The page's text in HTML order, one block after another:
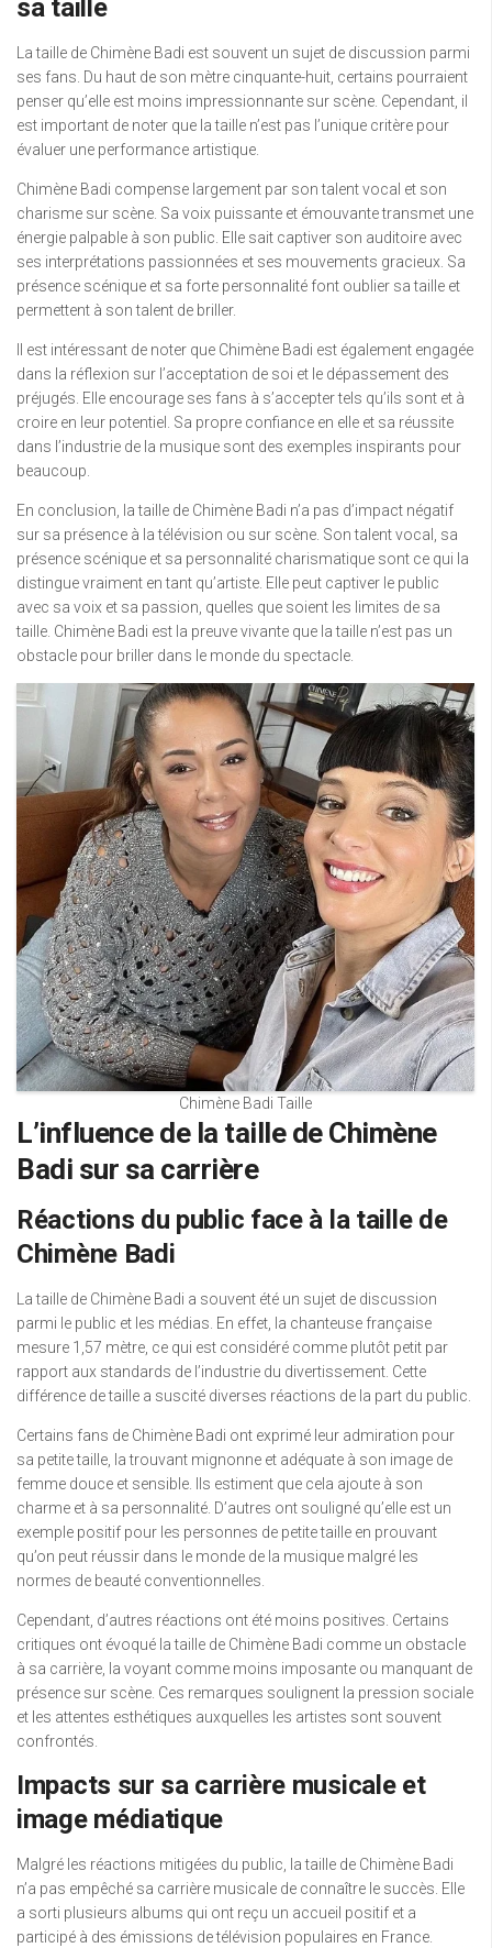
sa taille
La taille de Chimène Badi est souvent un sujet de discussion parmi
ses fans. Du haut de son mètre cinquante-huit, certains pourraient
penser qu’elle est moins impressionnante sur scène. Cependant, il
est important de noter que la taille n’est pas l’unique critère pour
évaluer une performance artistique.
Chimène Badi compense largement par son talent vocal et son
charisme sur scène. Sa voix puissante et émouvante transmet une
énergie palpable à son public. Elle sait captiver son auditoire avec
ses interprétations passionnées et ses mouvements gracieux. Sa
présence scénique et sa forte personnalité font oublier sa taille et
permettent à son talent de briller.
Il est intéressant de noter que Chimène Badi est également engagée
dans la réflexion sur l’acceptation de soi et le dépassement des
préjugés. Elle encourage ses fans à s’accepter tels qu’ils sont et à
croire en leur potentiel. Sa propre confiance en elle et sa réussite
dans l’industrie de la musique sont des exemples inspirants pour
beaucoup.
En conclusion, la taille de Chimène Badi n’a pas d’impact négatif
sur sa présence à la télévision ou sur scène. Son talent vocal, sa
présence scénique et sa personnalité charismatique sont ce qui la
distingue vraiment en tant qu’artiste. Elle peut captiver le public
avec sa voix et sa passion, quelles que soient les limites de sa
taille. Chimène Badi est la preuve vivante que la taille n’est pas un
obstacle pour briller dans le monde du spectacle.
Chimène Badi Taille
L’influence de la taille de Chimène
Badi sur sa carrière
Réactions du public face à la taille de
Chimène Badi
La taille de Chimène Badi a souvent été un sujet de discussion
parmi le public et les médias. En effet, la chanteuse française
mesure 1,57 mètre, ce qui est considéré comme plutôt petit par
rapport aux standards de l’industrie du divertissement. Cette
différence de taille a suscité diverses réactions de la part du public.
Certains fans de Chimène Badi ont exprimé leur admiration pour
sa petite taille, la trouvant mignonne et adéquate à son image de
femme douce et sensible. Ils estiment que cela ajoute à son
charme et à sa personnalité. D’autres ont souligné qu’elle est un
exemple positif pour les personnes de petite taille en prouvant
qu’on peut réussir dans le monde de la musique malgré les
normes de beauté conventionnelles.
Cependant, d’autres réactions ont été moins positives. Certains
critiques ont évoqué la taille de Chimène Badi comme un obstacle
à sa carrière, la voyant comme moins imposante ou manquant de
présence sur scène. Ces remarques soulignent la pression sociale
et les attentes esthétiques auxquelles les artistes sont souvent
confrontés.
Impacts sur sa carrière musicale et
image médiatique
Malgré les réactions mitigées du public, la taille de Chimène Badi
n’a pas empêché sa carrière musicale de connaître le succès. Elle
a sorti plusieurs albums qui ont reçu un accueil positif et a
participé à des émissions de télévision populaires en France.